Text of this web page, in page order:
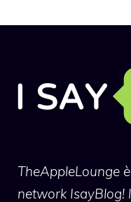
TheAppleLounge
network IsayBlog!